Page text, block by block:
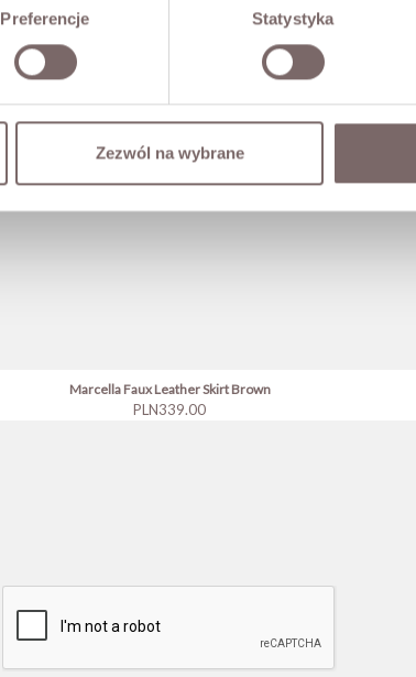
Preferencje Statystyka
Zezwól na wybrane
Marcella Faux Leather Skirt Brown
Price
PLN339.00